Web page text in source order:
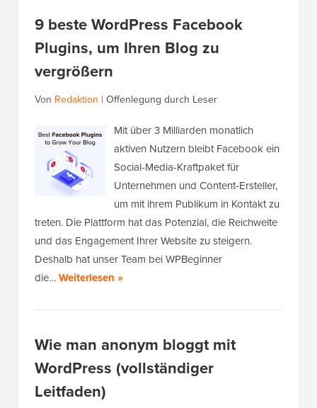
9 beste WordPress Facebook
Plugins, um Ihren Blog zu
vergrößern
Von Redaktion | Offenlegung durch Leser
Mit über 3 Milliarden monatlich
aktiven Nutzern bleibt Facebook ein
Social-Media-Kraftpaket für
Unternehmen und Content-Ersteller,
um mit ihrem Publikum in Kontakt zu
treten. Die Plattform hat das Potenzial, die Reichweite
und das Engagement Ihrer Website zu steigern.
Deshalb hat unser Team bei WPBeginner
die…Weiterlesen »
Wie man anonym bloggt mit
WordPress (vollständiger
Leitfaden)